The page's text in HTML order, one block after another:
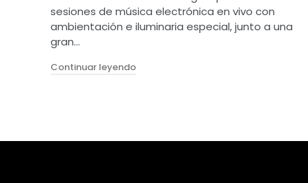
sesiones de música electrónica en vivo con
ambientación e iluminaria especial, junto a una
gran…
Continuar leyendo"Ciclo Sonidos del Huerto"